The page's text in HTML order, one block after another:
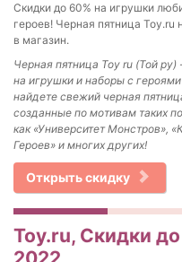
Скидки до 60% на игрушки
героев! Черная пятница Toy.ru
в магазин.
Черная пятница Toy ru (Той ру)
на игрушки и наборы с
найдете свежий черная
созданные по мотивам таких
как «Университет Монстров»,
Героев» и многих других!
Открыть скидку
Toy.ru, Скидки